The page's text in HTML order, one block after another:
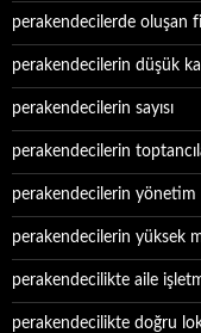
perakendecilerde oluşan
perakendecilerin düşük
perakendecilerin sayısı
perakendecilerin
perakendecilerin
perakendecilerin yüksek
perakendecilikte aile
perakendecilikte doğru